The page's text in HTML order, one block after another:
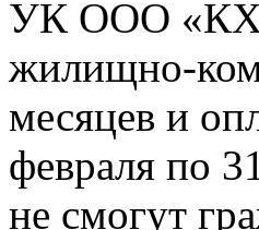
УК ООО
жилищно-
месяцев и
февраля по
не смогут